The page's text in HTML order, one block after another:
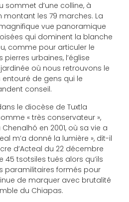
sommet d’une colline, à
les 79 marches. La
vue panoramique
qui dominent la blanche
comme pour articuler le
urbaines, l’église
où nous retrouvons le
entouré de gens qui le
conseil.
le diocèse de Tuxtla
« très conservateur »,
en 2001, où sa vie a
m’a donné la lumière », dit-il
d’Acteal du 22 décembre
45 tsotsiles tués alors qu’ils
paramilitaires formés pour
de marquer avec brutalité
du Chiapas.